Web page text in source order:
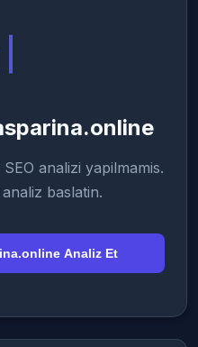
analizi yapilmamis.
baslatin.
Analiz Et